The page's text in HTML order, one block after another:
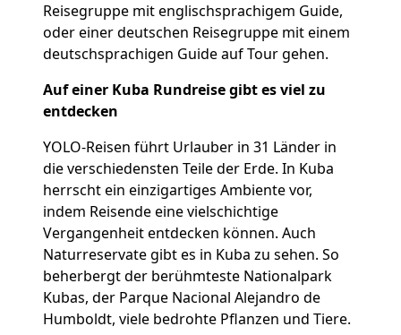
Reisegruppe mit englischsprachigem Guide,
oder einer deutschen Reisegruppe mit einem
deutschsprachigen Guide auf Tour gehen.
Auf einer Kuba Rundreise gibt es viel zu
entdecken
YOLO-Reisen führt Urlauber in 31 Länder in
die verschiedensten Teile der Erde. In Kuba
herrscht ein einzigartiges Ambiente vor,
indem Reisende eine vielschichtige
Vergangenheit entdecken können. Auch
Naturreservate gibt es in Kuba zu sehen. So
beherbergt der berühmteste Nationalpark
Kubas, der Parque Nacional Alejandro de
Humboldt, viele bedrohte Pflanzen und Tiere.